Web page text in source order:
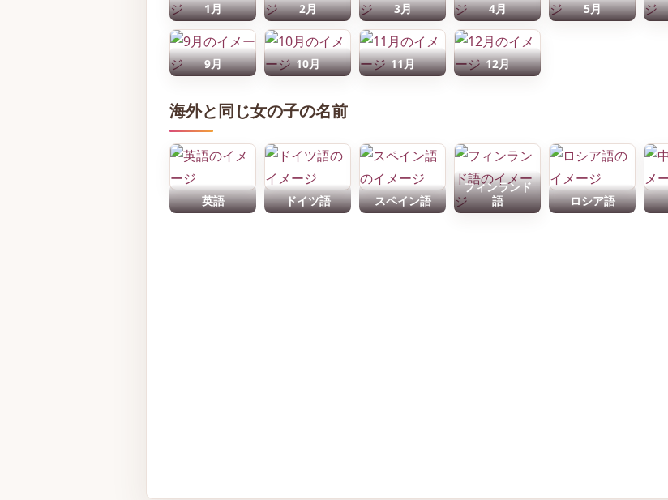
1月 2月 3月 4月 5月
9月 10月 11月 12月
海外と同じ女の子の名前
英語 ドイツ語 スペイン語
フィンランド
語
ロシア語